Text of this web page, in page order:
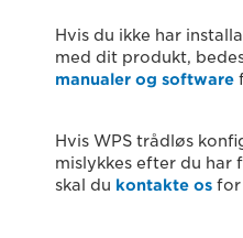
Hvis du ikke har
med dit produkt,
manualer og software
Hvis WPS trådløs
mislykkes efter du har
skal du kontakte os for